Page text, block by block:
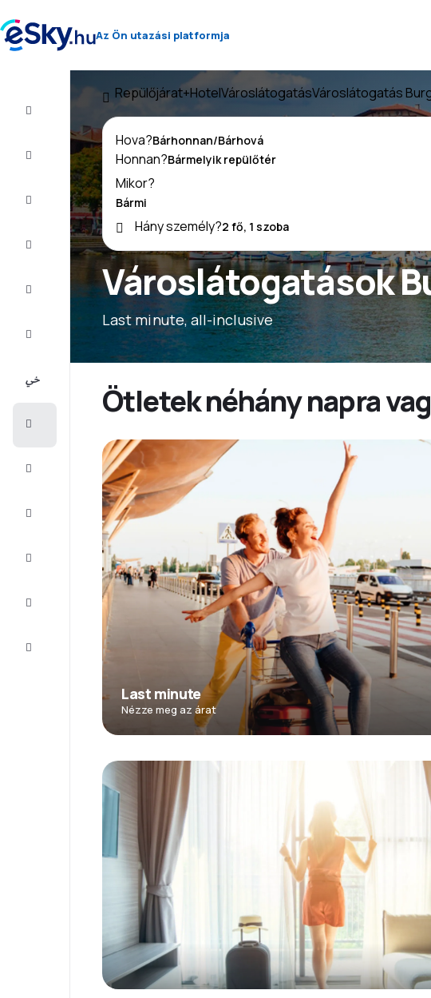
Az Ön utazási platformja
Repülőjegy
Nyaralás
2026/27
Ügyfélszolgálat
Repülőjárat+HotelVároslátogatásVároslátogatás
Városlátogatások
Last minute, all-inclusive
Hova?
Honnan?
Mikor?
Hány személy?
Ötletek néhány napra
Last minute
Nézze meg az árat